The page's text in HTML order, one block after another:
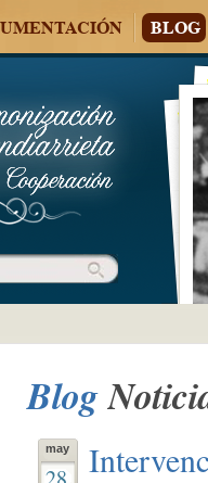
BLOG
Blog
may